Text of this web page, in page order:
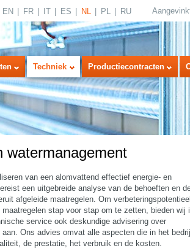
EN FR IT ES NL PL RU
Techniek Productiecontracten
watermanagement
van een alomvattend effectief energie- en
een uitgebreide analyse van de behoeften en
afgeleide maatregelen. Om
stap voor stap om te zetten, bieden wij
service ook deskundige advisering over
aan. Ons advies omvat alle aspecten die in het
de prestatie, het verbruik en de kosten.